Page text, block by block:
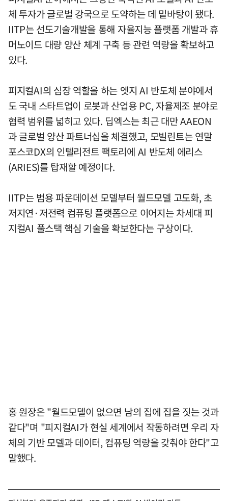
체 투자가 글로벌 강국으로 도약하는 데 밑바탕이 됐다.
IITP는 선도기술개발을 통해 자율지능 플랫폼 개발과 휴
머노이드 대량 양산 체계 구축 등 관련 역량을 확보하고
있다.
피지컬AI의 심장 역할을 하는 엣지 AI 반도체 분야에서
도 국내 스타트업이 로봇과 산업용 PC, 자율제조 분야로
협력 범위를 넓히고 있다. 딥엑스는 최근 대만 AAEON
과 글로벌 양산 파트너십을 체결했고, 모빌린트는 연말
포스코DX의 인텔리전트 팩토리에 AI 반도체 에리스
(ARIES)를 탑재할 예정이다.
IITP는 범용 파운데이션 모델부터 월드모델 고도화, 초
저지연·저전력 컴퓨팅 플랫폼으로 이어지는 차세대 피
지컬AI 풀스택 핵심 기술을 확보한다는 구상이다.
홍 원장은 "월드모델이 없으면 남의 집에 집을 짓는 것과
같다"며 "피지컬AI가 현실 세계에서 작동하려면 우리 자
체의 기반 모델과 데이터, 컴퓨팅 역량을 갖춰야 한다"고
말했다.